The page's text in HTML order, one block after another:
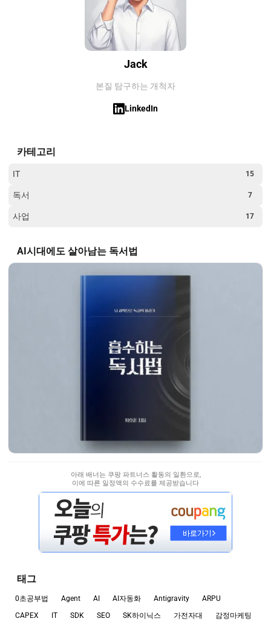
Jack
본질 탐구하는 개척자
LinkedIn
카테고리
IT 15
독서 7
사업 17
AI시대에도 살아남는 독서법
아래 배너는 쿠팡 파트너스 활동의 일환으로,
이에 따른 일정액의 수수료를 제공받습니다
태그
0초공부법 Agent AI AI자동화 Antigravity
ARPU
CAPEX
IT SDK SEO SK하이닉스 가전자대 감정마케팅